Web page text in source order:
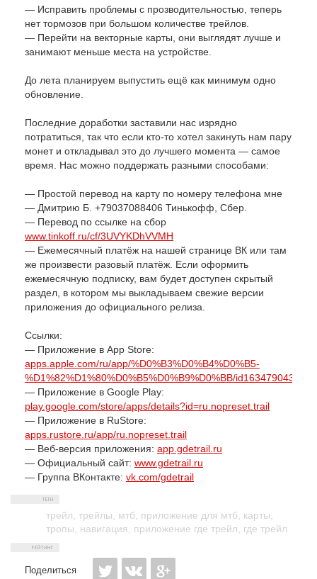
— Исправить проблемы с прозводительностью, теперь
нет тормозов при большом количестве трейлов.
— Перейти на векторные карты, они выглядят лучше и
занимают меньше места на устройстве.
До лета планируем выпустить ещё как минимум одно
обновление.
Последние доработки заставили нас изрядно
потратиться, так что если кто-то хотел закинуть нам пару
монет и откладывал это до лучшего момента — самое
время. Нас можно поддержать разными способами:
— Простой перевод на карту по номеру телефона мне
— Дмитрию Б. +79037088406 Тинькофф, Сбер.
— Перевод по ссылке на сбор
www.tinkoff.ru/cf/3UVYKDhVVMH
— Ежемесячный платёж на нашей странице ВК или там
же произвести разовый платёж. Если оформить
ежемесячную подписку, вам будет доступен скрытый
раздел, в котором мы выкладываем свежие версии
приложения до официального релиза.
Ссылки:
— Приложение в App Store:
apps.apple.com/ru/app/%D0%B3%D0%B4%D0%B5-
%D1%82%D1%80%D0%B5%D0%B9%D0%BB/id1634790439
— Приложение в Google Play:
play.google.com/store/apps/details?id=ru.nopreset.trail
— Приложение в RuStore:
apps.rustore.ru/app/ru.nopreset.trail
— Веб-версия приложения: app.gdetrail.ru
— Официальный сайт: www.gdetrail.ru
— Группа ВКонтакте: vk.com/gdetrail
трейл трейлы мтб приложение для мтб карты
тропы
навигация приложение где трейл где трейл
Поделиться